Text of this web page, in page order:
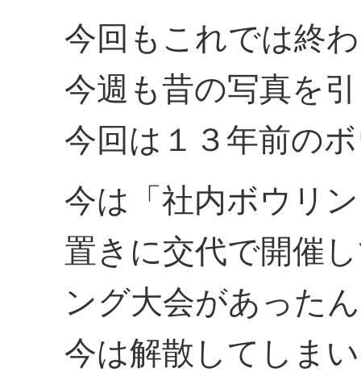
今回もこれでは終
今週も昔の写真を
今回は１３年前の
今は「社内ボウリ
置きに交代で開催
ング大会があった
今は解散してしま